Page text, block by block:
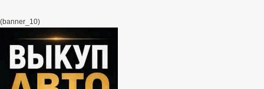
(banner_10)